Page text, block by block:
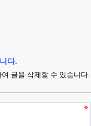
다.
글을 삭제할 수 있습니다.